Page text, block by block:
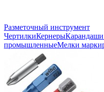
Разметочный инструмент
ЧертилкиКернерыКарандаши
промышленныеМелки